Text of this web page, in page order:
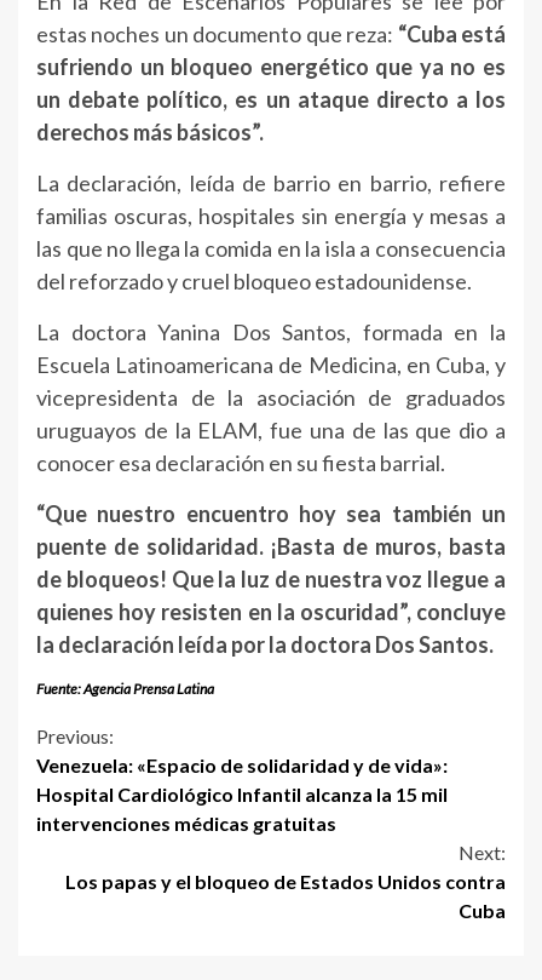
estas noches un documento que reza: “Cuba está
sufriendo un bloqueo energético que ya no es
un debate político, es un ataque directo a los
derechos más básicos”.
La declaración, leída de barrio en barrio, refiere
familias oscuras, hospitales sin energía y mesas a
las que no llega la comida en la isla a consecuencia
del reforzado y cruel bloqueo estadounidense.
La doctora Yanina Dos Santos, formada en la
Escuela Latinoamericana de Medicina, en Cuba, y
vicepresidenta de la asociación de graduados
uruguayos de la ELAM, fue una de las que dio a
conocer esa declaración en su fiesta barrial.
“Que nuestro encuentro hoy sea también un
puente de solidaridad. ¡Basta de muros, basta
de bloqueos! Que la luz de nuestra voz llegue a
quienes hoy resisten en la oscuridad”, concluye
la declaración leída por la doctora Dos Santos.
Fuente: Agencia Prensa Latina
Continue
Reading
Previous:
Venezuela: «Espacio de solidaridad y de vida»:
Hospital Cardiológico Infantil alcanza la 15 mil
intervenciones médicas gratuitas
Next:
Los papas y el bloqueo de Estados Unidos contra
Cuba